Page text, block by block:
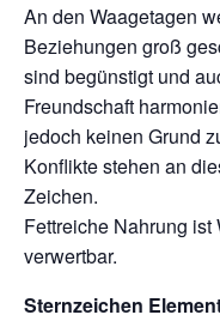
An den Waagetagen
Beziehungen groß
sind begünstigt und
Freundschaft
jedoch keinen Grund
Konflikte stehen an
Zeichen.
Fettreiche Nahrung
verwertbar.
Sternzeichen